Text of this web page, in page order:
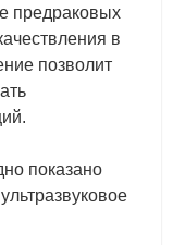
предраковых
в
позволит
показано